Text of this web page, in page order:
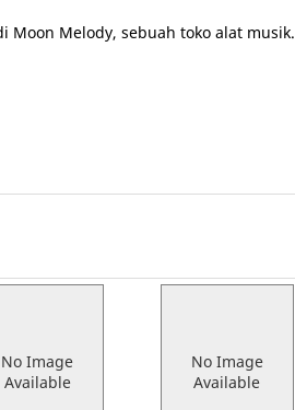
Moon Melody, sebuah toko alat musik.
No Image
Available
No Image
Available